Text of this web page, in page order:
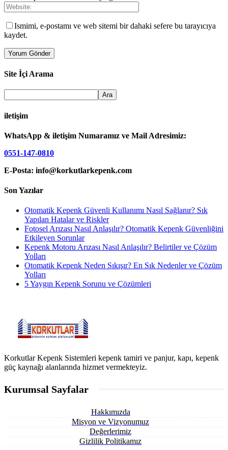
Ismimi, e-postamı ve web sitemi bir dahaki sefere bu tarayıcıya
kaydet.
Site İçi Arama
iletişim
WhatsApp & iletişim Numaramız ve Mail Adresimiz:
0551-147-0810
E-Posta: info@korkutlarkepenk.com
Son Yazılar
Otomatik Kepenk Güvenli Kullanımı Nasıl Sağlanır? Sık
Yapılan Hatalar ve Riskler
Fotosel Arızası Nasıl Anlaşılır? Otomatik Kepenk Güvenliğini
Etkileyen Sorunlar
Kepenk Motoru Arızası Nasıl Anlaşılır? Belirtiler ve Çözüm
Yolları
Otomatik Kepenk Neden Sıkışır? En Sık Nedenler ve Çözüm
Yolları
5 Yaygın Kepenk Sorunu ve Çözümleri
Korkutlar Kepenk Sistemleri kepenk tamiri ve panjur, kapı, kepenk
güç kaynağı alanlarında hizmet vermekteyiz.
Kurumsal Sayfalar
Hakkımızda
Misyon ve Vizyonumuz
Değerlerimiz
Gizlilik Politikamız